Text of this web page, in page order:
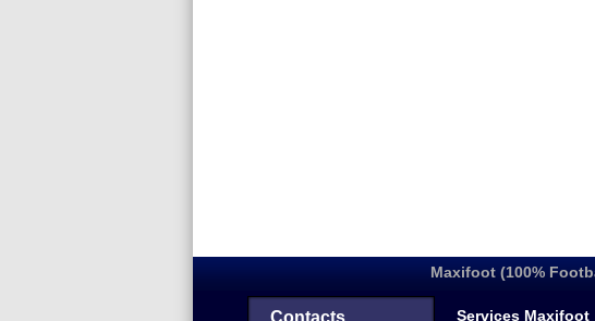
Maxifoot (100%
Contacts Services Maxifoot